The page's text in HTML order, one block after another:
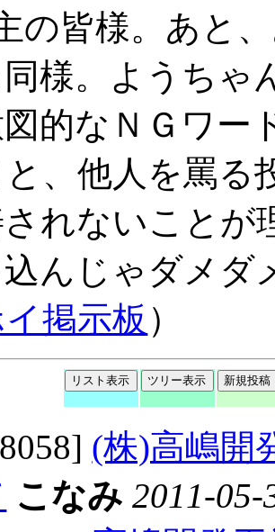
の皆様。あと
同様。ようちゃ
的なＮＧワー
と、他人を罵る
されないことが
込んじゃダメ
掲示板 ）
(株)高嶋開
こなみ 2011-05-